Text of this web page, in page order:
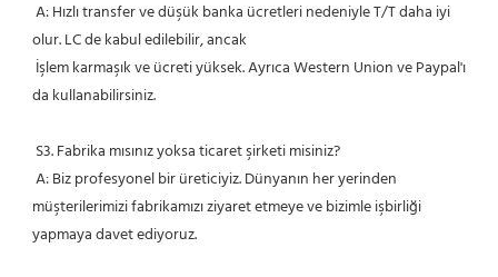
olur. LC de kabul edilebilir, ancak
da kullanabilirsiniz.
S3. Fabrika mısınız yoksa ticaret şirketi misiniz?
müşterilerimizi fabrikamızı ziyaret etmeye ve bizimle işbirliği
yapmaya davet ediyoruz.